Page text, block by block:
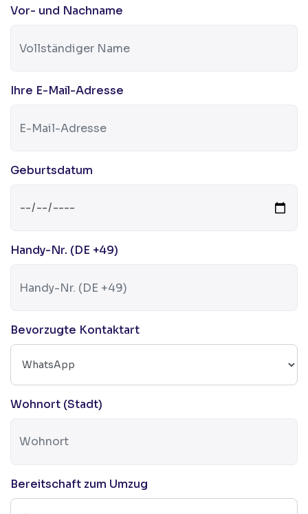
Vor- und Nachname
Ihre E-Mail-Adresse
Geburtsdatum
Handy-Nr. (DE +49)
Bevorzugte Kontaktart
Wohnort (Stadt)
Bereitschaft zum Umzug